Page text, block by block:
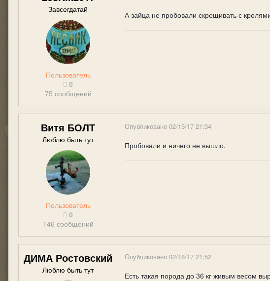
Завсегдатай
Пользователь
0
75 сообщений
А зайца не пробовали скрещивать с
Витя БОЛТ
Люблю быть тут
Пользователь
0
146 сообщений
Опубликовано 02/15/17 21:34
Пробовали и ничего не вышло.
ДИМА Ростовский
Люблю быть тут
Опубликовано 02/18/17 21:52
Есть такая порода до 36 кг живым весом